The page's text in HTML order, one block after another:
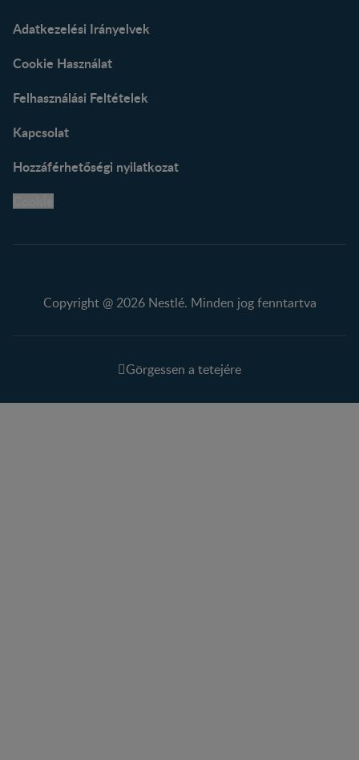
Adatkezelési Irányelvek
Cookie Használat
Felhasználási Feltételek
Kapcsolat
Hozzáférhetőségi nyilatkozat
Copyright @ 2026 Nestlé. Minden jog fenntartva
Görgessen a tetejére